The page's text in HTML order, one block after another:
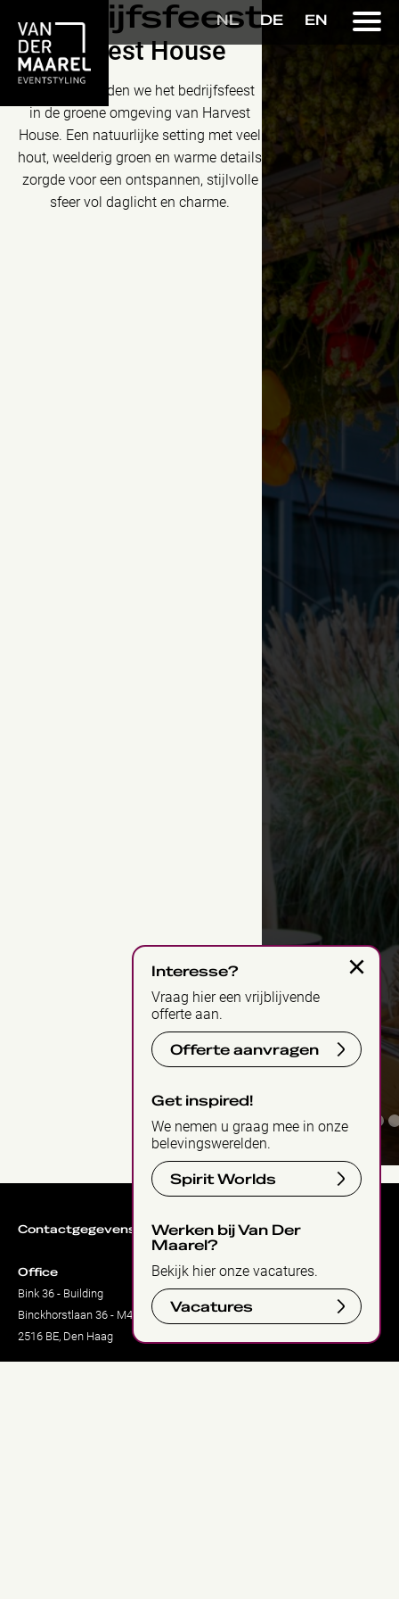
NL DE EN
×
Interesse?
Vraag hier een vrijblijvende
offerte aan.
Offerte aanvragen
Get inspired!
We nemen u graag mee in onze
belevingswerelden.
Spirit Worlds
Werken bij Van Der
Maarel?
Bekijk hier onze vacatures.
Vacatures
Bedrijfsfeest
Harvest House
Overdag vierden we het bedrijfsfeest
in de groene omgeving van Harvest
House. Een natuurlijke setting met veel
hout, weelderig groen en warme details
zorgde voor een ontspannen, stijlvolle
sfeer vol daglicht en charme.
1 2 3 5
Contactgegevens:
Office
Bink 36 - Building
Binckhorstlaan 36 - M4 unit 34
2516 BE, Den Haag